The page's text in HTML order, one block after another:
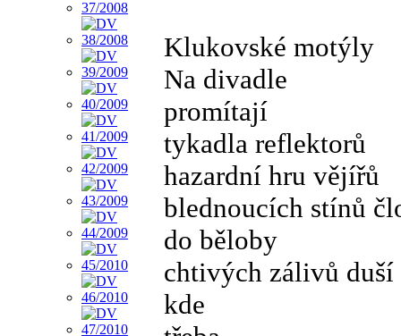
Klukovské motýly
Na divadle
promítají
tykadla reflektorů
hazardní hru vějířů
blednoucích stínů
do běloby
chtivých zálivů duší
kde